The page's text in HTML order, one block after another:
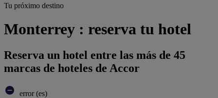
Tu próximo destino
Monterrey : reserva tu hotel
Reserva un hotel entre las más de 45
marcas de hoteles de Accor
error (es)